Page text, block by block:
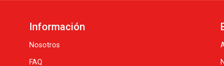
Información
Nosotros
FAQ